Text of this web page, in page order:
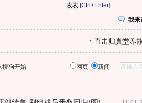
[Ctrl+Enter]
我来
直击归真堂养
搜狗开始 网页 新闻